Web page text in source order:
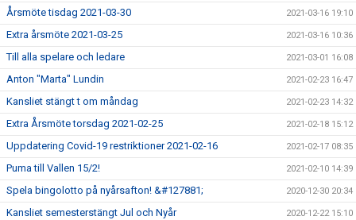
Årsmöte tisdag 2021-03-30 2021-03-16 19:10
Extra årsmöte 2021-03-25 2021-03-16 10:36
Till alla spelare och ledare 2021-03-01 16:08
Anton "Marta" Lundin 2021-02-23 16:47
Kansliet stängt t om måndag 2021-02-23 14:32
Extra Årsmöte torsdag 2021-02-25 2021-02-18 15:12
Uppdatering Covid-19 restriktioner 2021-02-16 2021-02-17 08:35
Puma till Vallen 15/2! 2021-02-10 14:39
Spela bingolotto på nyårsafton! &#127881; 2020-12-30 20:34
Kansliet semesterstängt Jul och Nyår 2020-12-22 15:10